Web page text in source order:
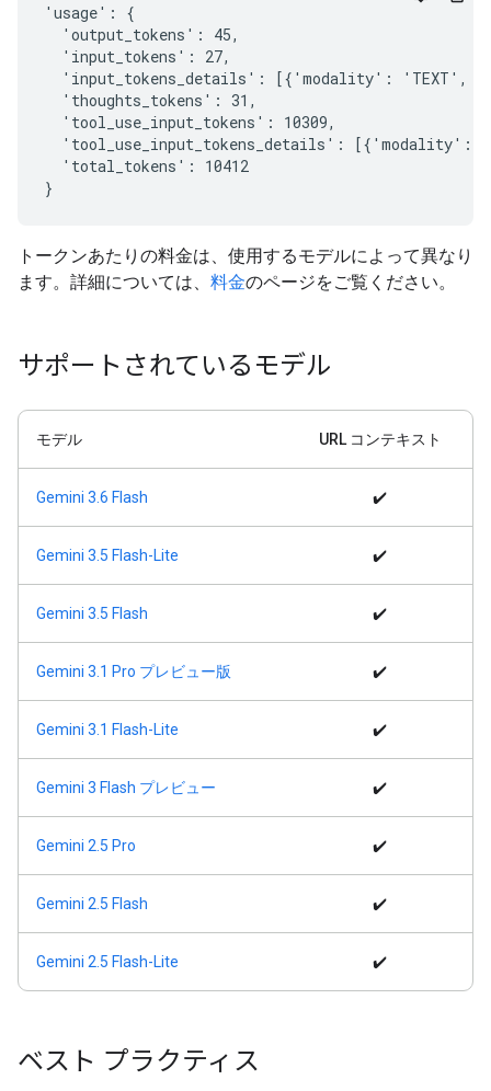
'usage': {
  'output_tokens': 45,
  'input_tokens': 27,
'input_tokens_details': [{'modality': 'TEXT',
  'thoughts_tokens': 31,
  'tool_use_input_tokens': 10309,
'tool_use_input_tokens_details': [{'modality':
  'total_tokens': 10412
トークンあたりの料金は、使用するモデルによって異なり
ます。詳細については、 料金のページをご覧ください。
サポートされているモデル
モデル URL コンテキスト
Gemini 3.6 Flash ✔️
Gemini 3.5 Flash-Lite ✔️
Gemini 3.5 Flash ✔️
Gemini 3.1 Pro プレビュー版 ✔️
Gemini 3.1 Flash-Lite ✔️
Gemini 3 Flash プレビュー ✔️
Gemini 2.5 Pro ✔️
Gemini 2.5 Flash ✔️
Gemini 2.5 Flash-Lite ✔️
ベスト プラクティス